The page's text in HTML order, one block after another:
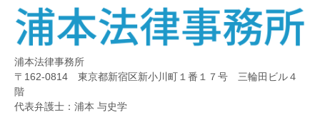
浦本法律事務所
〒162-0814 東京都新宿区新小川町１番１７号 三輪田ビル４
階
代表弁護士：浦本 与史学